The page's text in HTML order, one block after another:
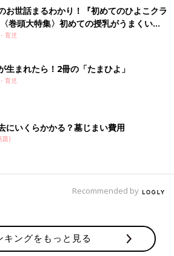
りと一緒にピエトロドレッシングであえ
（あずちん）
んたん！自分で作るのはなかなか難しい
増えて助かります」（ココ）
素
の角煮のようなもので独特のスパイスの
。旅行した際に食べて感動し、カルディ
単に東南アジア気分が味わえます」（ピ
、かたまり肉を入れて、袋を閉じてレン
お世話まるわかり！『初めてのひよこクラ
巻頭大特集〉初めての授乳がうまくい
い・ミルクの基本と夏のトラブル 解決テ
育児
生まれたら！2冊の「たまひよ」
育児
にいくらかかる？墓じまい費用
題)
Recommended by
キングをもっと見る